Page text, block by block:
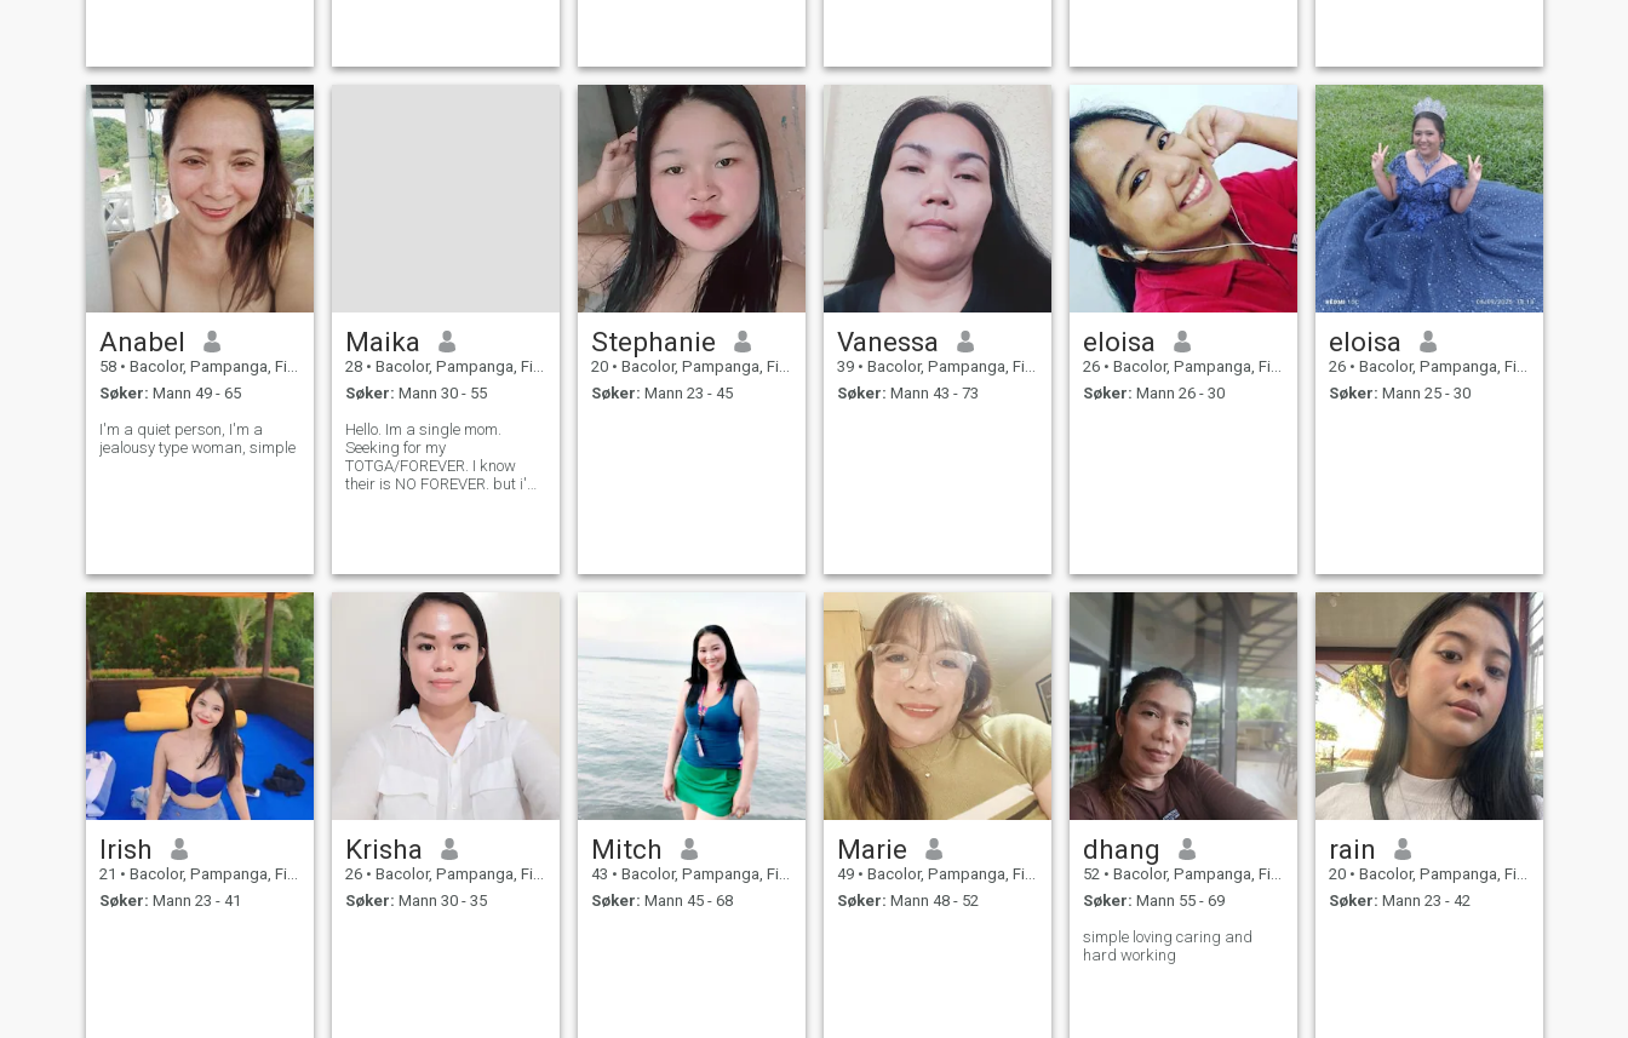
Anabel
58 • Bacolor, Pampanga, Filippinene
Søker: Mann 49 - 65
I'm a quiet person, I'm a
jealousy type woman, simple
Maika
28 • Bacolor, Pampanga, Filippinene
Søker: Mann 30 - 55
Hello. Im a single mom.
Seeking for my
TOTGA/FOREVER. I know
their is NO FOREVER. but i'm
Stephanie
20 • Bacolor, Pampanga, Filippinene
Søker: Mann 23 - 45
Vanessa
39 • Bacolor, Pampanga, Filippinene
Søker: Mann 43 - 73
eloisa
26 • Bacolor, Pampanga, Filippinene
Søker: Mann 26 - 30
eloisa
26 • Bacolor, Pampanga, Filippinene
Søker: Mann 25 - 30
Irish
21 • Bacolor, Pampanga, Filippinene
Søker: Mann 23 - 41
Krisha
26 • Bacolor, Pampanga, Filippinene
Søker: Mann 30 - 35
Mitch
43 • Bacolor, Pampanga, Filippinene
Søker: Mann 45 - 68
Marie
49 • Bacolor, Pampanga, Filippinene
Søker: Mann 48 - 52
dhang
52 • Bacolor, Pampanga, Filippinene
Søker: Mann 55 - 69
simple loving caring and
hard working
rain
20 • Bacolor, Pampanga, Filippinene
Søker: Mann 23 - 42